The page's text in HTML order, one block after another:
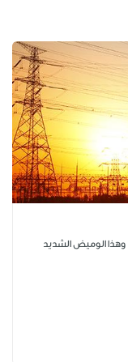
وهذا الوميض الشديد